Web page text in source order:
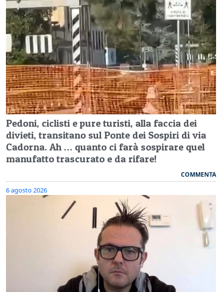
Pedoni, ciclisti e pure turisti, alla faccia dei
divieti, transitano sul Ponte dei Sospiri di via
Cadorna. Ah … quanto ci farà sospirare quel
manufatto trascurato e da rifare!
COMMENTA
6 agosto 2026